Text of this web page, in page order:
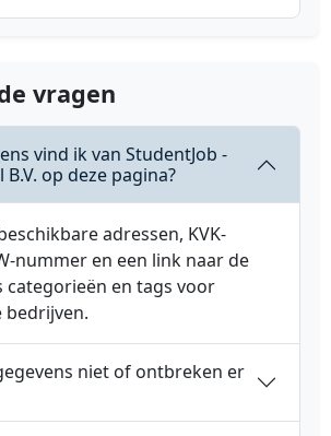
vragen
vind ik van StudentJob -
op deze pagina?
adressen, KVK-
nummer en een link naar de
categorieën en tags voor
bedrijven.
niet of ontbreken er